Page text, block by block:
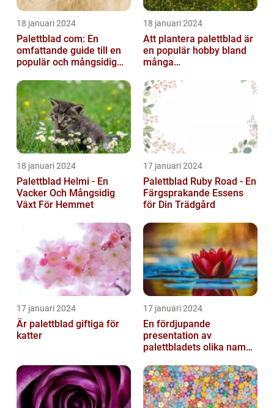
18 januari 2024
Palettblad com: En
omfattande guide till en
populär och mångsidig
18 januari 2024
Att plantera palettblad är
en populär hobby bland
många
kan bidra till att ...
18 januari 2024
Palettblad Helmi - En
Vacker Och Mångsidig
Växt För Hemmet
17 januari 2024
Palettblad Ruby Road - En
Färgsprakande Essens
för Din Trädgård
17 januari 2024
Är palettblad giftiga för
katter
17 januari 2024
En fördjupande
presentation av
palettbladets olika namn